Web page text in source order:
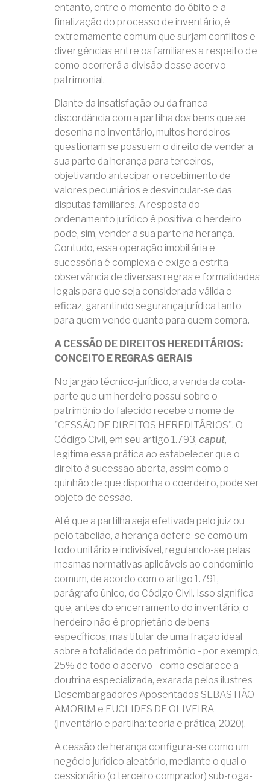
entanto, entre o momento do óbito e a
finalização do processo de inventário, é
extremamente comum que surjam conflitos e
divergências entre os familiares a respeito de
como ocorrerá a divisão desse acervo
patrimonial.
Diante da insatisfação ou da franca
discordância com a partilha dos bens que se
desenha no inventário, muitos herdeiros
questionam se possuem o direito de vender a
sua parte da herança para terceiros,
objetivando antecipar o recebimento de
valores pecuniários e desvincular-se das
disputas familiares. A resposta do
ordenamento jurídico é positiva: o herdeiro
pode, sim, vender a sua parte na herança.
Contudo, essa operação imobiliária e
sucessória é complexa e exige a estrita
observância de diversas regras e formalidades
legais para que seja considerada válida e
eficaz, garantindo segurança jurídica tanto
para quem vende quanto para quem compra.
A CESSÃO DE DIREITOS HEREDITÁRIOS:
CONCEITO E REGRAS GERAIS
No jargão técnico-jurídico, a venda da cota-
parte que um herdeiro possui sobre o
patrimônio do falecido recebe o nome de
"CESSÃO DE DIREITOS HEREDITÁRIOS". O
Código Civil, em seu artigo 1.793, caput,
legitima essa prática ao estabelecer que o
direito à sucessão aberta, assim como o
quinhão de que disponha o coerdeiro, pode ser
objeto de cessão.
Até que a partilha seja efetivada pelo juiz ou
pelo tabelião, a herança defere-se como um
todo unitário e indivisível, regulando-se pelas
mesmas normativas aplicáveis ao condomínio
comum, de acordo com o artigo 1.791,
parágrafo único, do Código Civil. Isso significa
que, antes do encerramento do inventário, o
herdeiro não é proprietário de bens
específicos, mas titular de uma fração ideal
sobre a totalidade do patrimônio - por exemplo,
25% de todo o acervo - como esclarece a
doutrina especializada, exarada pelos ilustres
Desembargadores Aposentados SEBASTIÃO
AMORIM e EUCLIDES DE OLIVEIRA
(Inventário e partilha: teoria e prática, 2020).
A cessão de herança configura-se como um
negócio jurídico aleatório, mediante o qual o
cessionário (o terceiro comprador) sub-roga-